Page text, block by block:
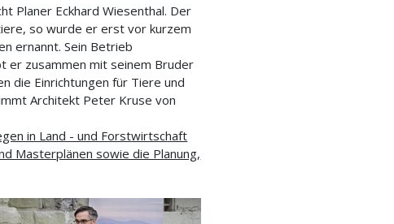
Planer Eckhard Wiesenthal. Der
so wurde er erst vor kurzem
ernannt. Sein Betrieb
er zusammen mit seinem Bruder
die Einrichtungen für Tiere und
Architekt Peter Kruse von
in Land - und Forstwirtschaft
Masterplänen sowie die Planung,